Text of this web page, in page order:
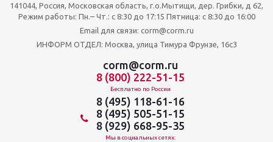
141044, Россия, Московская область, г.о.Мытищи, дер. Грибки, д 62,
Режим работы: Пн.– Чт.: с 8:30 до 17:15 Пятница: c 8:30 до 16:00
Email для связи: corm@corm.ru
ИНФОРМ ОТДЕЛ: Москва, улица Тимура Фрунзе, 16с3
corm@corm.ru
8 (800) 222-51-15
Бесплатно по России
8 (495) 118-61-16
8 (495) 505-51-15
8 (929) 668-95-35
Мы в социальных сетях: